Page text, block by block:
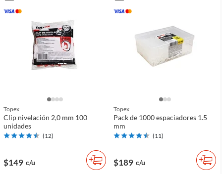
Topex
Clip nivelación 2,0 mm 100
unidades
(12)
$149 c/u
Topex
Pack de 1000 espaciadores 1.5
mm
(11)
$189 c/u